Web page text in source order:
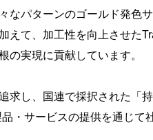
パターンのゴールド発色サ
えて、加工性を向上させた
の実現に貢献しています。
し、国連で採択された「
・サービスの提供を通じて